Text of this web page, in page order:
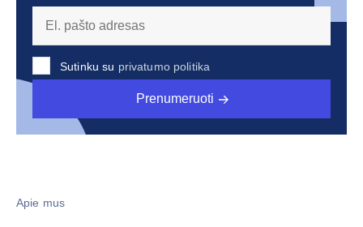
Sutinku su privatumo politika
Prenumeruoti
Apie mus